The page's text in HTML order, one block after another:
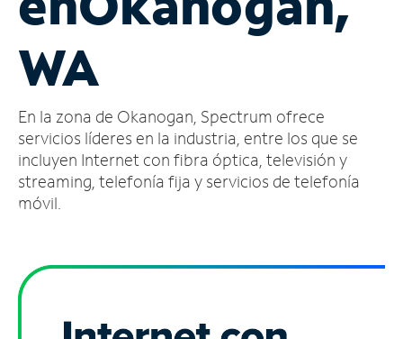
cuenta
Encuentra
tienda
WA
En la zona de Okanogan, Spectrum ofrece
servicios líderes en la industria, entre los que se
incluyen Internet con fibra óptica, televisión y
streaming, telefonía fija y servicios de telefonía
móvil.